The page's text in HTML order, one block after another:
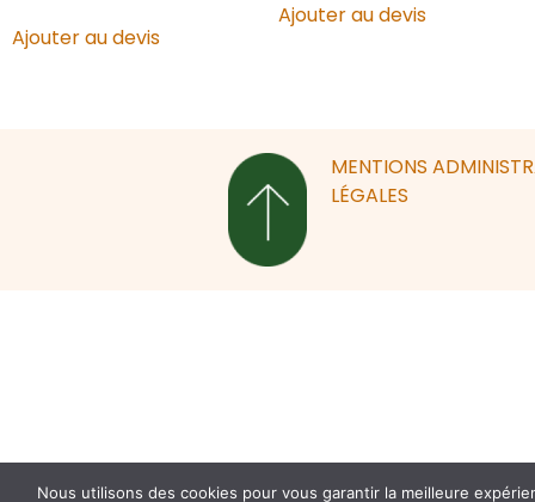
Ajouter au devis
Ajouter au devis
MENTIONS
LÉGALES
Nous utilisons des cookies pour vous garantir la meilleure